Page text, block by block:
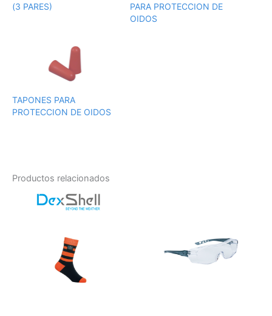
(3 PARES)
PARA PROTECCION DE
OIDOS
TAPONES PARA
PROTECCION DE OIDOS
Productos relacionados